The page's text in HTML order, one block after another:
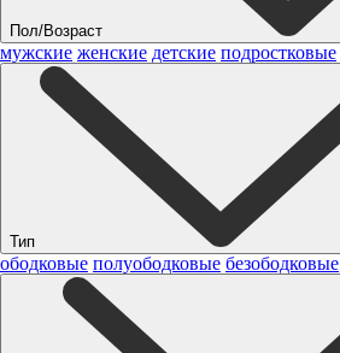
Пол/Возраст
мужские женские детские подростковые
Тип
ободковые полуободковые безободковые